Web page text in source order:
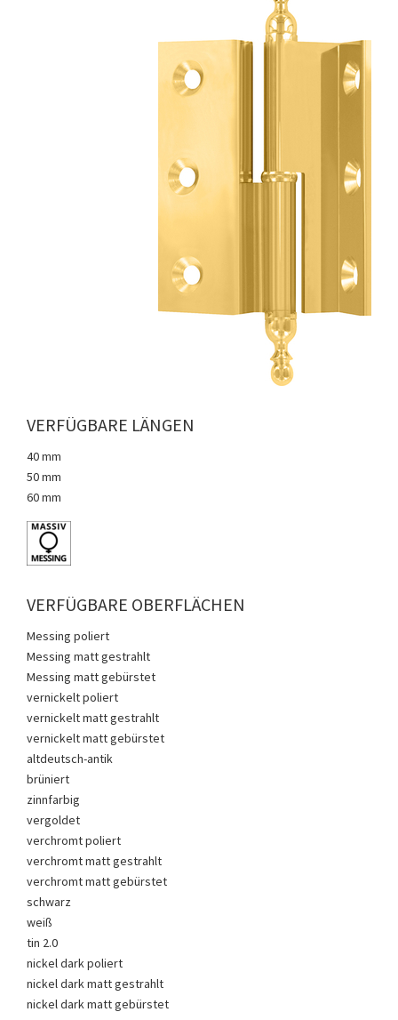
VERFÜGBARE LÄNGEN
40 mm
50 mm
60 mm
VERFÜGBARE OBERFLÄCHEN
Messing poliert
Messing matt gestrahlt
Messing matt gebürstet
vernickelt poliert
vernickelt matt gestrahlt
vernickelt matt gebürstet
altdeutsch-antik
brüniert
zinnfarbig
vergoldet
verchromt poliert
verchromt matt gestrahlt
verchromt matt gebürstet
schwarz
weiß
tin 2.0
nickel dark poliert
nickel dark matt gestrahlt
nickel dark matt gebürstet